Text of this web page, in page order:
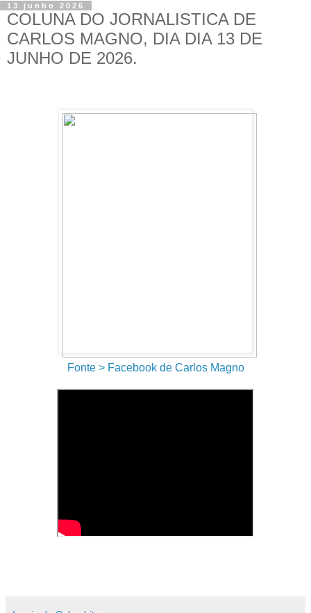
13 junho 2026
COLUNA DO JORNALISTICA DE
CARLOS MAGNO, DIA DIA 13 DE
JUNHO DE 2026.
Fonte > Facebook de Carlos Magno